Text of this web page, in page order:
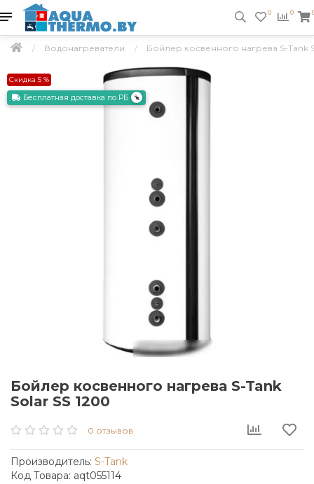
0 0
Водонагреватели Бойлер косвенного нагрева S-Tank
Скидка 5 %
Бесплатная доставка по РБ
Бойлер косвенного нагрева S-Tank
Solar SS 1200
0 отзывов
Производитель: S-Tank
Код Товара: aqt055114